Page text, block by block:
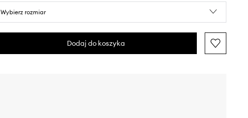
Wybierz rozmiar
Dodaj do koszyka